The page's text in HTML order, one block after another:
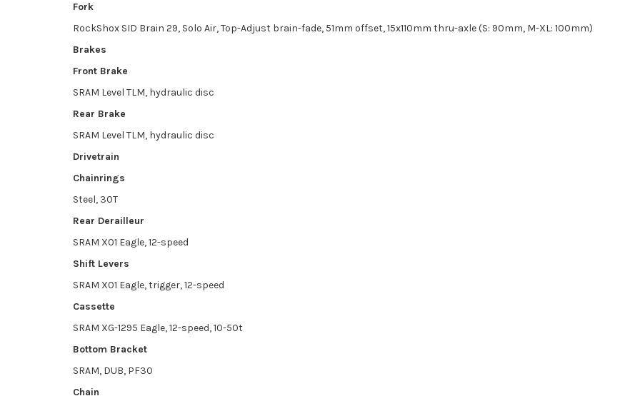
Fork
RockShox SID Brain 29, Solo Air, Top-Adjust brain-fade, 51mm offset, 15x110mm thru-axle (S: 90mm, M-XL: 100mm)
Brakes
Front Brake
SRAM Level TLM, hydraulic disc
Rear Brake
SRAM Level TLM, hydraulic disc
Drivetrain
Chainrings
Steel, 30T
Rear Derailleur
SRAM X01 Eagle, 12-speed
Shift Levers
SRAM X01 Eagle, trigger, 12-speed
Cassette
SRAM XG-1295 Eagle, 12-speed, 10-50t
Bottom Bracket
SRAM, DUB, PF30
Chain